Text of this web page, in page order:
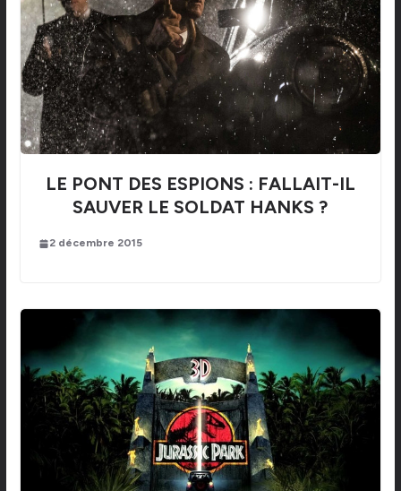
LE PONT DES ESPIONS : FALLAIT-IL
SAUVER LE SOLDAT HANKS ?
2 décembre 2015